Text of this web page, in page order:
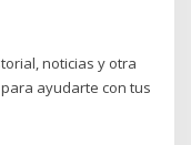
noticias y otra
para ayudarte con tus